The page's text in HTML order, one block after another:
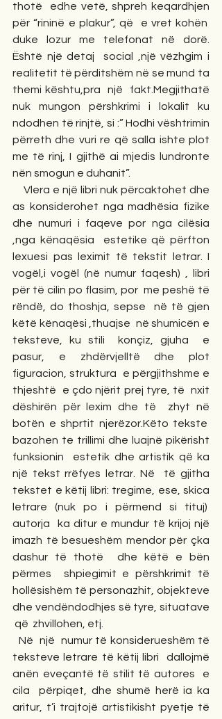
thotë  edhe vetë, shpreh keqardhjen
për “rininë e plakur”, që  e vret kohën
duke lozur me telefonat në dorë.
Është një detaj  social ,një vëzhgim i
realitetit të përditshëm në se mund ta
themi kështu,pra  një  fakt.Megjithatë
nuk mungon përshkrimi i lokalit ku
ndodhen të rinjtë, si :” Hodhi vështrimin
përreth dhe vuri re që salla ishte plot
me të rinj, I gjithë ai mjedis lundronte
nën smogun e duhanit”.
Vlera e një libri nuk përcaktohet dhe
as konsiderohet nga madhësia fizike
dhe numuri i faqeve por nga cilësia
,nga kënaqësia  estetike që përfton
lexuesi pas leximit të tekstit letrar. I
vogël,i vogël (në numur faqesh) , libri
për të cilin po flasim, por  me peshë të
rëndë, do thoshja, sepse  në të gjen
këtë kënaqësi ,thuajse  në shumicën e
teksteve, ku stili  konçiz, gjuha  e
pasur, e zhdërvjelltë dhe plot
figuracion, struktura  e përgjithshme e
thjeshtë  e çdo njërit prej tyre, të  nxit
dëshirën për lexim dhe të  zhyt në
botën e shprtit njerëzor.Këto tekste
bazohen te trillimi dhe luajnë pikërisht
funksionin  estetik dhe artistik që ka
një tekst rrëfyes letrar. Në  të gjitha
tekstet e këtij libri: tregime, ese, skica
letrare (nuk po i përmend si tituj)
autorja  ka ditur e mundur të krijoj një
imazh të besueshëm mendor për çka
dashur të thotë  dhe këtë e bën
përmes  shpiegimit e përshkrimit të
hollësishëm të personazhit, objekteve
dhe vendëndodhjes së tyre, situatave
që  zhvillohen, etj.
Në  një  numur të konsiderueshëm të
teksteve letrare të këtij libri  dallojmë
anën eveçantë të stilit të autores  e
cila  përpiqet, dhe shumë herë ia ka
aritur, t’i trajtojë artistikisht pyetje të